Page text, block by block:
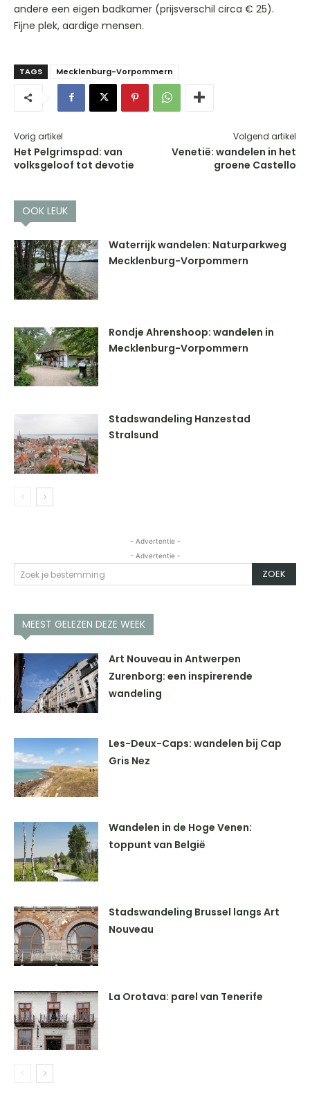
andere een eigen badkamer (prijsverschil circa € 25).
Fijne plek, aardige mensen.
TAGS Mecklenburg-Vorpommern
Vorig artikel
Het Pelgrimspad: van
volksgeloof tot devotie
Volgend artikel
Venetië: wandelen in het
groene Castello
OOK LEUK
Waterrijk wandelen: Naturparkweg
Mecklenburg-Vorpommern
Rondje Ahrenshoop: wandelen in
Mecklenburg-Vorpommern
Stadswandeling Hanzestad
Stralsund
- Advertentie -
- Advertentie -
Zoek je bestemming ZOEK
MEEST GELEZEN DEZE WEEK
Art Nouveau in Antwerpen
Zurenborg: een inspirerende
wandeling
Les-Deux-Caps: wandelen bij Cap
Gris Nez
Wandelen in de Hoge Venen:
toppunt van België
Stadswandeling Brussel langs Art
Nouveau
La Orotava: parel van Tenerife